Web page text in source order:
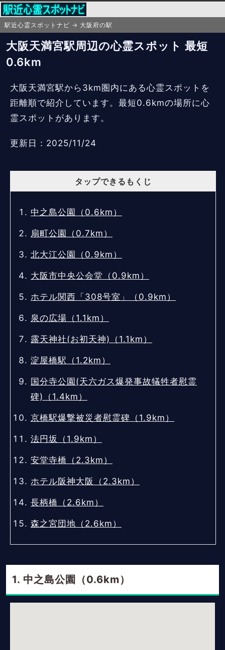
駅近心霊スポットナビ 大阪府の駅
大阪天満宮駅周辺の心霊スポット 最短
0.6km
大阪天満宮駅から3km圏内にある心霊スポットを
距離順で紹介しています。最短0.6kmの場所に心
霊スポットがあります。
更新日：2025/11/24
タップできるもくじ
中之島公園（0.6km）
扇町公園（0.7km）
北大江公園（0.9km）
大阪市中央公会堂（0.9km）
ホテル関西「308号室」（0.9km）
泉の広場（1.1km）
露天神社(お初天神)（1.1km）
淀屋橋駅（1.2km）
国分寺公園(天六ガス爆発事故犠牲者慰霊
碑)（1.4km）
京橋駅爆撃被災者慰霊碑（1.9km）
法円坂（1.9km）
安堂寺橋（2.3km）
ホテル阪神大阪（2.3km）
長柄橋（2.6km）
森之宮団地（2.6km）
中之島公園（0.6km）